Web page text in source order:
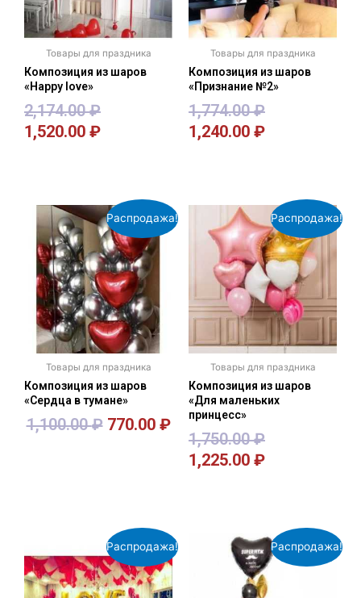
Товары для праздника
Композиция из шаров
«Happy love»
2,174.00₽
1,520.00 ₽
Товары для праздника
Композиция из шаров
«Признание №2»
1,774.00₽
1,240.00 ₽
Распродажа!
Товары для праздника
Композиция из шаров
«Сердца в тумане»
1,100.00₽ 770.00 ₽
Распродажа!
Товары для праздника
Композиция из шаров
«Для маленьких
принцесс»
1,750.00₽
1,225.00 ₽
Распродажа! Распродажа!